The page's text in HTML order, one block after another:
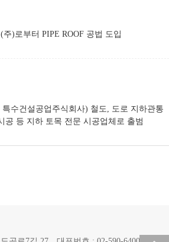
)로부터 PIPE ROOF 공법 도입
수건설공업주식회사) 철도, 도로 지하관통
공 등 지하 토목 전문 시공업체로 출범